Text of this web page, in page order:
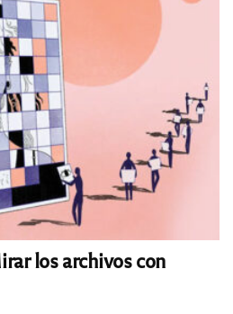
los archivos con